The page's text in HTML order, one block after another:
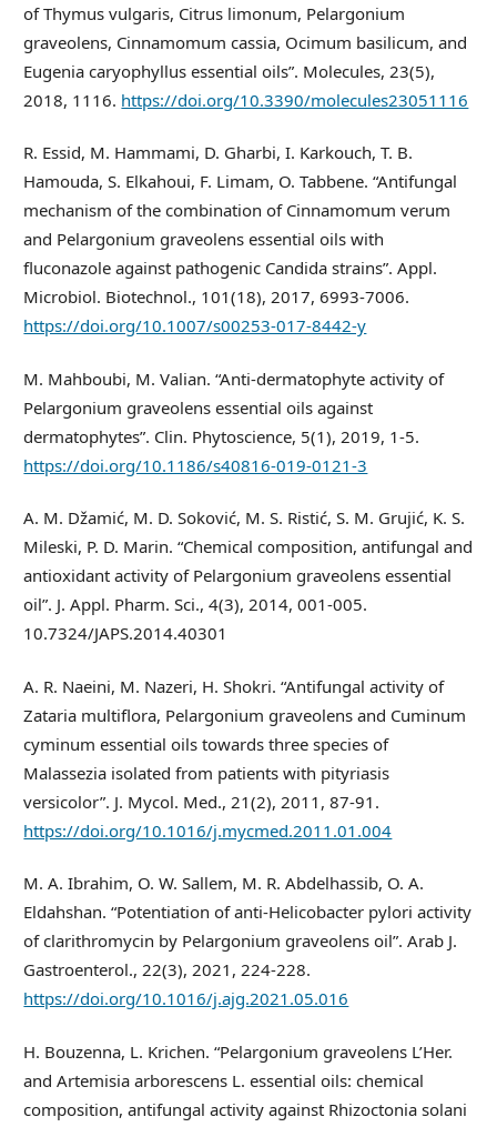
of Thymus vulgaris, Citrus limonum, Pelargonium
graveolens, Cinnamomum cassia, Ocimum basilicum, and
Eugenia caryophyllus essential oils”. Molecules, 23(5),
2018, 1116. https://doi.org/10.3390/molecules23051116
R. Essid, M. Hammami, D. Gharbi, I. Karkouch, T. B.
Hamouda, S. Elkahoui, F. Limam, O. Tabbene. “Antifungal
mechanism of the combination of Cinnamomum verum
and Pelargonium graveolens essential oils with
fluconazole against pathogenic Candida strains”. Appl.
Microbiol. Biotechnol., 101(18), 2017, 6993-7006.
https://doi.org/10.1007/s00253-017-8442-y
M. Mahboubi, M. Valian. “Anti-dermatophyte activity of
Pelargonium graveolens essential oils against
dermatophytes”. Clin. Phytoscience, 5(1), 2019, 1-5.
https://doi.org/10.1186/s40816-019-0121-3
A. M. Džamić, M. D. Soković, M. S. Ristić, S. M. Grujić, K. S.
Mileski, P. D. Marin. “Chemical composition, antifungal and
antioxidant activity of Pelargonium graveolens essential
oil”. J. Appl. Pharm. Sci., 4(3), 2014, 001-005.
10.7324/JAPS.2014.40301
A. R. Naeini, M. Nazeri, H. Shokri. “Antifungal activity of
Zataria multiflora, Pelargonium graveolens and Cuminum
cyminum essential oils towards three species of
Malassezia isolated from patients with pityriasis
versicolor”. J. Mycol. Med., 21(2), 2011, 87-91.
https://doi.org/10.1016/j.mycmed.2011.01.004
M. A. Ibrahim, O. W. Sallem, M. R. Abdelhassib, O. A.
Eldahshan. “Potentiation of anti-Helicobacter pylori activity
of clarithromycin by Pelargonium graveolens oil”. Arab J.
Gastroenterol., 22(3), 2021, 224-228.
https://doi.org/10.1016/j.ajg.2021.05.016
H. Bouzenna, L. Krichen. “Pelargonium graveolens L’Her.
and Artemisia arborescens L. essential oils: chemical
composition, antifungal activity against Rhizoctonia solani